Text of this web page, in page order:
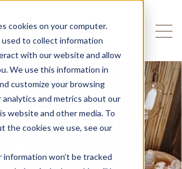
cookies on your computer.
used to collect information
with our website and allow
We use this information in
customize your browsing
and metrics about our
website and other media. To
the cookies we use, see our
information won’t be tracked